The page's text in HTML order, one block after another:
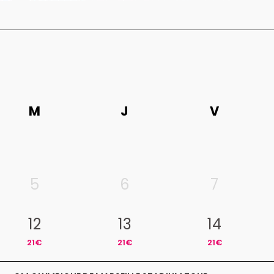
M J V
5
6 7
12
21€
13
21€
14
21€